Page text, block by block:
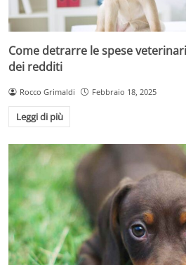
Come detrarre le spese
dei redditi
Rocco Grimaldi Febbraio 18, 2025
Leggi di più